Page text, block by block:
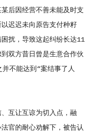
后因经营不善未能及时支
迟迟未向原告支付种籽
扰，导致这起纠纷长达11
双方昔日曾是生意合作伙
不能达到“案结事了人
互让互谅为切入点，融
官的耐心劝解下，被告认